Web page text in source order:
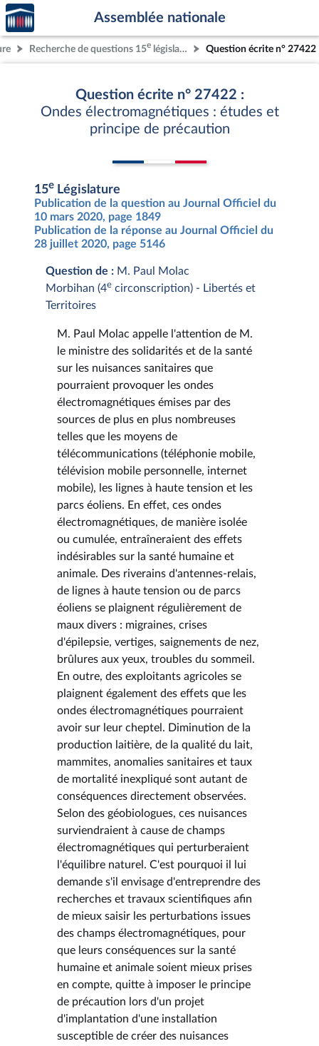
Aller au contenu
Aller en bas de la page
Accèder
à la
page
d'accueil
Assemblée nationale
Recherche de questions 15e législature Question écrite n° 27422
Question écrite n° 27422 :
Ondes électromagnétiques : études et
principe de précaution
15e Législature
Publication de la question au Journal Officiel du
10 mars 2020, page 1849
Publication de la réponse au Journal Officiel du
28 juillet 2020, page 5146
Question de : M. Paul Molac
Morbihan (4e circonscription) - Libertés et
Territoires
M. Paul Molac appelle l'attention de M.
le ministre des solidarités et de la santé
sur les nuisances sanitaires que
pourraient provoquer les ondes
électromagnétiques émises par des
sources de plus en plus nombreuses
telles que les moyens de
télécommunications (téléphonie mobile,
télévision mobile personnelle, internet
mobile), les lignes à haute tension et les
parcs éoliens. En effet, ces ondes
électromagnétiques, de manière isolée
ou cumulée, entraîneraient des effets
indésirables sur la santé humaine et
animale. Des riverains d'antennes-relais,
de lignes à haute tension ou de parcs
éoliens se plaignent régulièrement de
maux divers : migraines, crises
d'épilepsie, vertiges, saignements de nez,
brûlures aux yeux, troubles du sommeil.
En outre, des exploitants agricoles se
plaignent également des effets que les
ondes électromagnétiques pourraient
avoir sur leur cheptel. Diminution de la
production laitière, de la qualité du lait,
mammites, anomalies sanitaires et taux
de mortalité inexpliqué sont autant de
conséquences directement observées.
Selon des géobiologues, ces nuisances
surviendraient à cause de champs
électromagnétiques qui perturberaient
l'équilibre naturel. C'est pourquoi il lui
demande s'il envisage d'entreprendre des
recherches et travaux scientifiques afin
de mieux saisir les perturbations issues
des champs électromagnétiques, pour
que leurs conséquences sur la santé
humaine et animale soient mieux prises
en compte, quitte à imposer le principe
de précaution lors d'un projet
d'implantation d'une installation
susceptible de créer des nuisances